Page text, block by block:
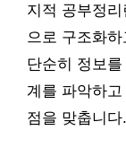
지적 공부정
으로 구조화
단순히 정보
계를 파악하
점을 맞춥니다.